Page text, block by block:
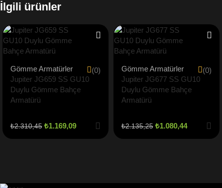
İlgili ürünler
Gömme Armatürler
(0)
Jupiter JG659 SS GU10
Duylu Gömme Bahçe
Armatürü
₺2.310,45 ₺1.169,09
Gömme Armatürler
(0)
Jupiter JG677 SS GU10
Duylu Gömme Bahçe
Armatürü
₺2.135,25 ₺1.080,44